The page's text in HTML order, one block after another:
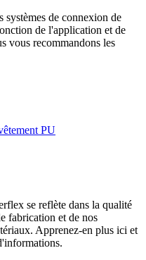
systèmes de connexion de
de l'application et de
vous recommandons les
PU
se reflète dans la qualité
fabrication et de nos
Apprenez-en plus ici et